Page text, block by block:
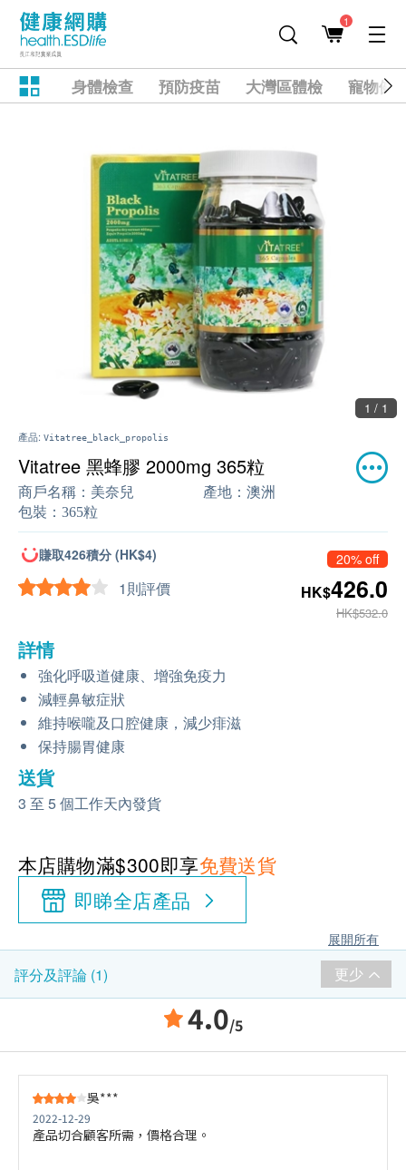
1
身體檢查 預防疫苗 大灣區體檢 寵物健
1 / 1
產品: Vitatree_black_propolis
Vitatree 黑蜂膠 2000mg 365粒
商戶名稱： 美奈兒 產地： 澳洲
包裝： 365粒
賺取426積分 (HK$4)
1則評價
20% off
HK$426.0
HK$532.0
詳情
強化呼吸道健康、增強免疫力
減輕鼻敏症狀
維持喉嚨及口腔健康，減少痱滋
保持腸胃健康
送貨
3 至 5 個工作天內發貨
本店購物滿$300即享免費送貨
即睇全店產品
展開所有
評分及評論 (1) 更少
4.0/5
吳***
2022-12-29
產品切合顧客所需，價格合理。